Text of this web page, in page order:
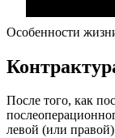
Особенности
После того, как
левой (или